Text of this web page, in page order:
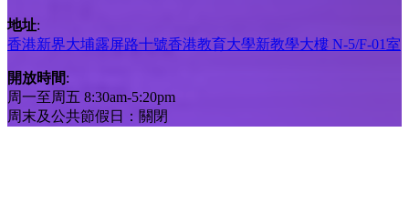
地址:
香港新界大埔露屏路十號香港教育大學新教學大樓 N-5/F-01室
開放時間:
周一至周五 8:30am-5:20pm
周末及公共節假日：關閉